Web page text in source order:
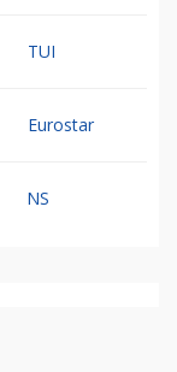
TUI
Eurostar
NS